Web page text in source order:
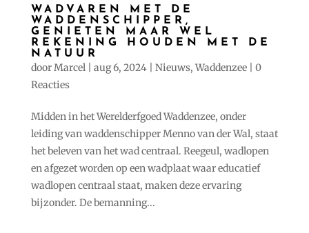
WADVAREN MET DE
WADDENSCHIPPER,
GENIETEN MAAR WEL
REKENING HOUDEN MET DE
NATUUR
doorMarcel| aug 6, 2024| Nieuws, Waddenzee| 0
Reacties
Midden in het Werelderfgoed Waddenzee, onder
leiding van waddenschipper Menno van der Wal, staat
het beleven van het wad centraal. Reegeul, wadlopen
en afgezet worden op een wadplaat waar educatief
wadlopen centraal staat, maken deze ervaring
bijzonder. De bemanning...